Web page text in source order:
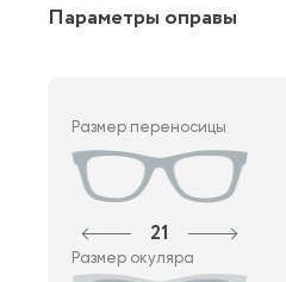
Параметры оправы
Размер переносицы
21
Размер окуляра